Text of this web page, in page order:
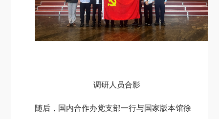
调研人员合影
随后，国内合作办党支部一行与国家版本馆徐